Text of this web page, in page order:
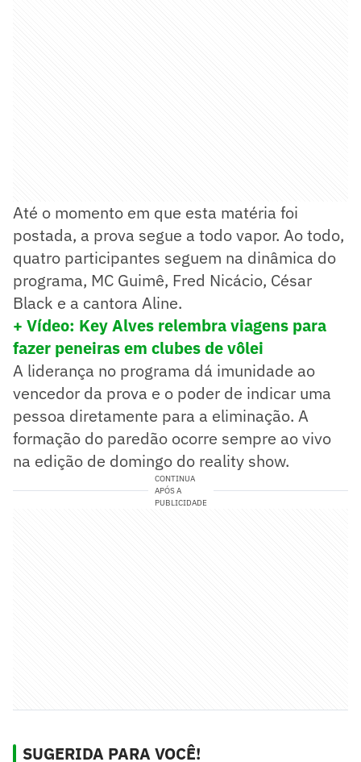
Até o momento em que esta matéria foi
postada, a prova segue a todo vapor. Ao todo,
quatro participantes seguem na dinâmica do
programa, MC Guimê, Fred Nicácio, César
Black e a cantora Aline.
+ Vídeo: Key Alves relembra viagens para
fazer peneiras em clubes de vôlei
A liderança no programa dá imunidade ao
vencedor da prova e o poder de indicar uma
pessoa diretamente para a eliminação. A
formação do paredão ocorre sempre ao vivo
na edição de domingo do reality show.
CONTINUA
APÓS A
PUBLICIDADE
SUGERIDA PARA VOCÊ!